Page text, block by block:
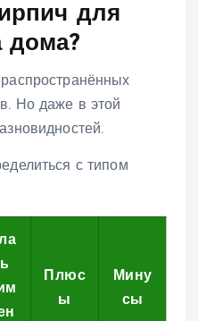
для
дома?
Но даже в этой
с типом
Плюс
ы
Мину
сы